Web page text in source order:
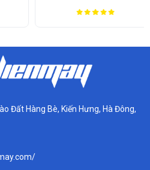
Đất Hàng Bè, Kiến Hưng, Hà Đông,